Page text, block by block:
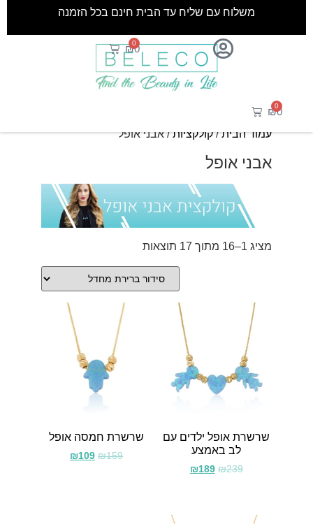
₪0
0
משלוח עם שליח עד הבית חינם בכל הזמנה
₪0
0
עמוד הבית/קולקציות/ אבני אופל
אבני אופל
מציג 1–16 מתוך 17 תוצאות
שרשרת אופל ילדים עם
לב באמצע
₪239
₪189
שרשרת חמסה אופל
₪159
₪109